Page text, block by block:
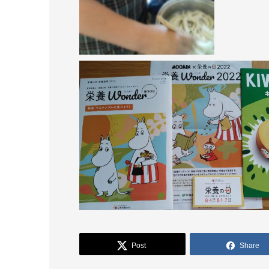
Post Share